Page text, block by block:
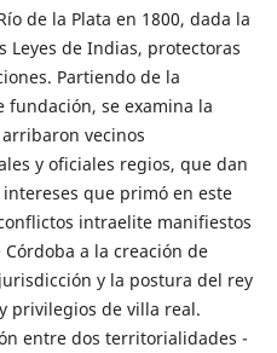
de la Plata en 1800, dada la
Leyes de Indias, protectoras
Partiendo de la
fundación, se examina la
vecinos
y oficiales regios, que dan
que primó en este
intraelite manifiestos
a la creación de
y la postura del rey
privilegios de villa real.
entre dos territorialidades -